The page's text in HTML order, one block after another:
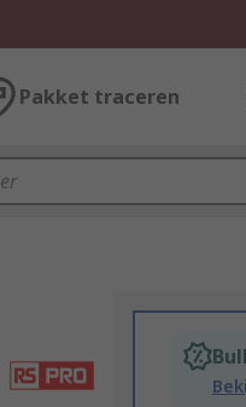
Pakket traceren